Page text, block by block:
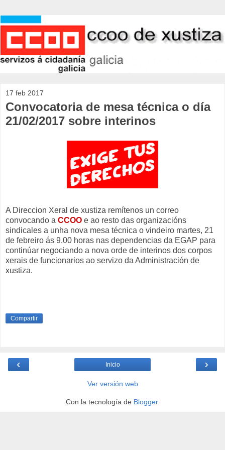
17 feb 2017
Convocatoria de mesa técnica o día
21/02/2017 sobre interinos
A Direccion Xeral de xustiza remítenos un correo
convocando a CCOO e ao resto das organizacións
sindicales a unha nova mesa técnica o vindeiro martes, 21
de febreiro ás 9.00 horas nas dependencias da EGAP para
continúar negociando a nova orde de interinos dos corpos
xerais de funcionarios ao servizo da Administración de
xustiza.
Compartir
‹ ›
Inicio
Ver versión web
Con la tecnología de Blogger.